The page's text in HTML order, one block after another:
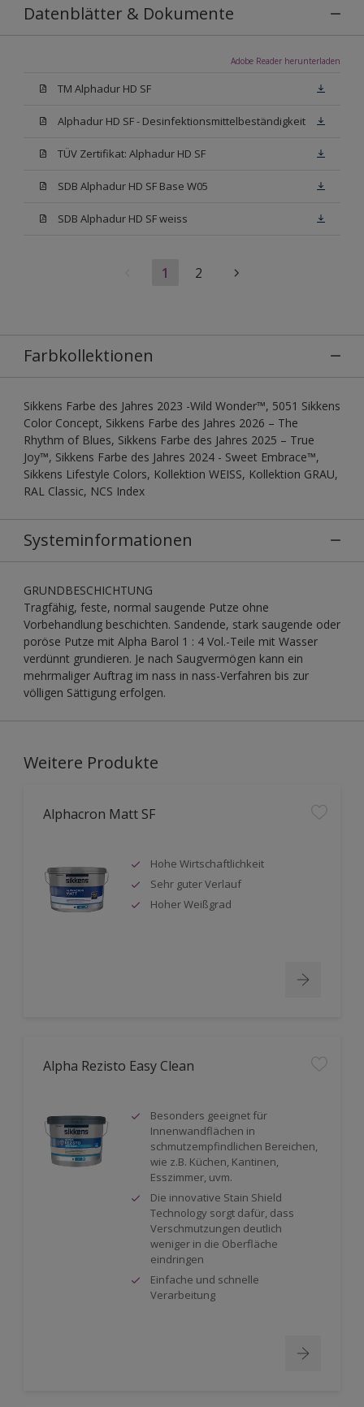
Datenblätter & Dokumente
Adobe Reader herunterladen
TM Alphadur HD SF
Alphadur HD SF - Desinfektionsmittelbeständigkeit
TÜV Zertifikat: Alphadur HD SF
SDB Alphadur HD SF Base W05
SDB Alphadur HD SF weiss
1 2
Farbkollektionen
Sikkens Farbe des Jahres 2023 -Wild Wonder™, 5051 Sikkens
Color Concept, Sikkens Farbe des Jahres 2026 – The
Rhythm of Blues, Sikkens Farbe des Jahres 2025 – True
Joy™, Sikkens Farbe des Jahres 2024 - Sweet Embrace™,
Sikkens Lifestyle Colors, Kollektion WEISS, Kollektion GRAU,
RAL Classic, NCS Index
Systeminformationen
GRUNDBESCHICHTUNG
Tragfähig, feste, normal saugende Putze ohne
Vorbehandlung beschichten. Sandende, stark saugende oder
poröse Putze mit Alpha Barol 1 : 4 Vol.-Teile mit Wasser
verdünnt grundieren. Je nach Saugvermögen kann ein
mehrmaliger Auftrag im nass in nass-Verfahren bis zur
völligen Sättigung erfolgen.
Weitere Produkte
Alphacron Matt SF
Hohe Wirtschaftlichkeit
Sehr guter Verlauf
Hoher Weißgrad
Alpha Rezisto Easy Clean
Besonders geeignet für
Innenwandflächen in
schmutzempfindlichen Bereichen,
wie z.B. Küchen, Kantinen,
Esszimmer, uvm.
Die innovative Stain Shield
Technology sorgt dafür, dass
Verschmutzungen deutlich
weniger in die Oberfläche
eindringen
Einfache und schnelle
Verarbeitung